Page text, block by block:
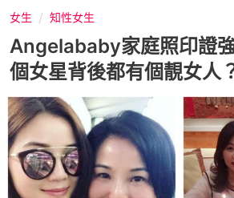
女生 知性女生
Angelababy家庭照印證
個女星背後都有個靚女人